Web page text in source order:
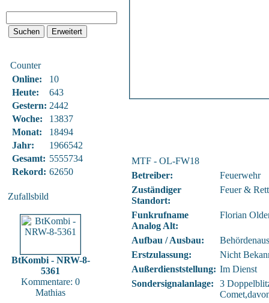
Counter
Online:
10
Heute:
643
Gestern: 2442
Woche:
13837
Monat:
18494
Jahr:
1966542
Gesamt: 5555734
Rekord: 62650
Zufallsbild
BtKombi - NRW-8-
5361
Kommentare: 0
Mathias
MTF - OL-FW18
Betreiber:
Feuerwehr
Zuständiger
Standort:
Feuer &
Funkrufname
Analog Alt:
Florian
Aufbau / Ausbau:
Erstzulassung:
Nicht
Außerdienststellung: Im Dienst
Sondersignalanlage:
3